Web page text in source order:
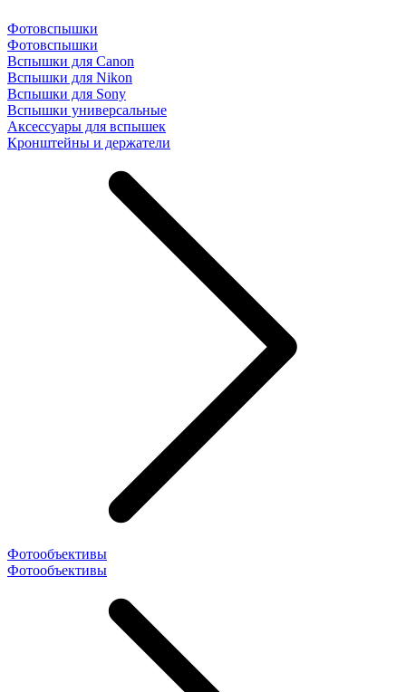
Фотовспышки
Фотовспышки
Вспышки для Canon
Вспышки для Nikon
Вспышки для Sony
Вспышки универсальные
Аксесcуары для вспышек
Кронштейны и держатели
Фотообъективы
Фотообъективы